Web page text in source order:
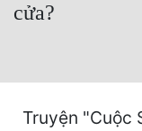
Cạnh Kỹ
Cổ Đại
Du Hí
cửa?
Truyện "Cuộc